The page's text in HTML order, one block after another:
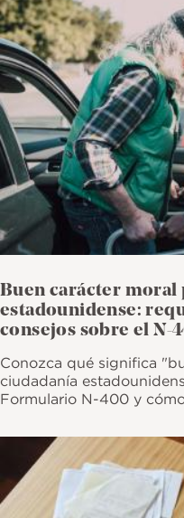
Buen carácter moral
estadounidense:
consejos sobre el N-
Conozca qué significa
ciudadanía
Formulario N-400 y
Imagen